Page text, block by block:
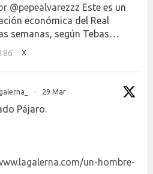
@pepealvarezzz Este es un
económica del Real
semanas, según Tebas…
X
· 29 Mar
Pájaro.
un-hombre-